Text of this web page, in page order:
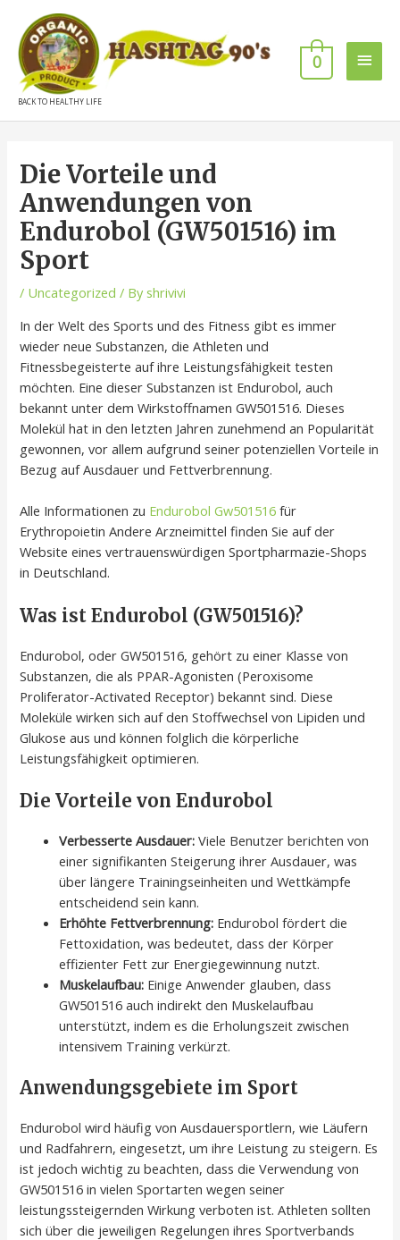
BACK TO HEALTHY LIFE
0
Die Vorteile und
Anwendungen von
Endurobol (GW501516) im
Sport
/ Uncategorized / By shrivivi
In der Welt des Sports und des Fitness gibt es immer
wieder neue Substanzen, die Athleten und
Fitnessbegeisterte auf ihre Leistungsfähigkeit testen
möchten. Eine dieser Substanzen ist Endurobol, auch
bekannt unter dem Wirkstoffnamen GW501516. Dieses
Molekül hat in den letzten Jahren zunehmend an Popularität
gewonnen, vor allem aufgrund seiner potenziellen Vorteile in
Bezug auf Ausdauer und Fettverbrennung.
Alle Informationen zu Endurobol Gw501516 für
Erythropoietin Andere Arzneimittel finden Sie auf der
Website eines vertrauenswürdigen Sportpharmazie-Shops
in Deutschland.
Was ist Endurobol (GW501516)?
Endurobol, oder GW501516, gehört zu einer Klasse von
Substanzen, die als PPAR-Agonisten (Peroxisome
Proliferator-Activated Receptor) bekannt sind. Diese
Moleküle wirken sich auf den Stoffwechsel von Lipiden und
Glukose aus und können folglich die körperliche
Leistungsfähigkeit optimieren.
Die Vorteile von Endurobol
Verbesserte Ausdauer: Viele Benutzer berichten von
einer signifikanten Steigerung ihrer Ausdauer, was
über längere Trainingseinheiten und Wettkämpfe
entscheidend sein kann.
Erhöhte Fettverbrennung: Endurobol fördert die
Fettoxidation, was bedeutet, dass der Körper
effizienter Fett zur Energiegewinnung nutzt.
Muskelaufbau: Einige Anwender glauben, dass
GW501516 auch indirekt den Muskelaufbau
unterstützt, indem es die Erholungszeit zwischen
intensivem Training verkürzt.
Anwendungsgebiete im Sport
Endurobol wird häufig von Ausdauersportlern, wie Läufern
und Radfahrern, eingesetzt, um ihre Leistung zu steigern. Es
ist jedoch wichtig zu beachten, dass die Verwendung von
GW501516 in vielen Sportarten wegen seiner
leistungssteigernden Wirkung verboten ist. Athleten sollten
sich über die jeweiligen Regelungen ihres Sportverbands